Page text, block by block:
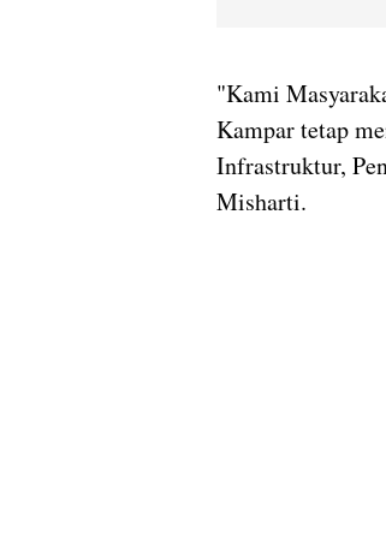
"Kami
Kampar tetap
Infrastruktur,
Misharti.